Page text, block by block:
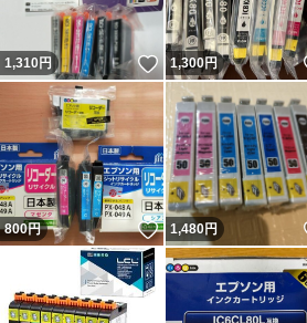
1,310円 いいね！
1,300円
800円 いいね！
1,480円